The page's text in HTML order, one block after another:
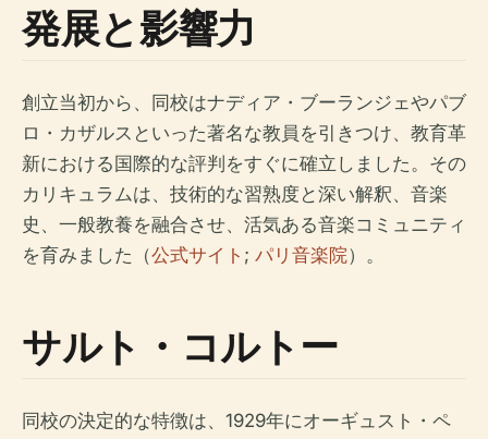
発展と影響力
創立当初から、同校はナディア・ブーランジェやパブ
ロ・カザルスといった著名な教員を引きつけ、教育革
新における国際的な評判をすぐに確立しました。その
カリキュラムは、技術的な習熟度と深い解釈、音楽
史、一般教養を融合させ、活気ある音楽コミュニティ
を育みました（公式サイト ; パリ音楽院）。
サルト・コルトー
同校の決定的な特徴は、1929年にオーギュスト・ペ